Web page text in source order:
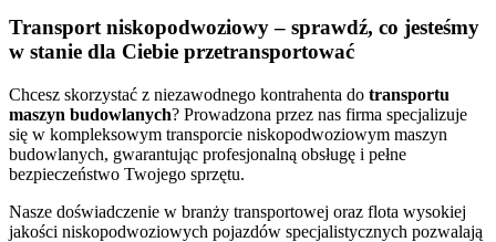
Transport niskopodwoziowy – sprawdź, co jesteśmy
w stanie dla Ciebie przetransportować
Chcesz skorzystać z niezawodnego kontrahenta do transportu
maszyn budowlanych? Prowadzona przez nas firma specjalizuje
się w kompleksowym transporcie niskopodwoziowym maszyn
budowlanych, gwarantując profesjonalną obsługę i pełne
bezpieczeństwo Twojego sprzętu.
Nasze doświadczenie w branży transportowej oraz flota wysokiej
jakości niskopodwoziowych pojazdów specjalistycznych pozwalają